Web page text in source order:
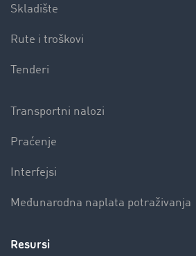
Skladište
Rute i troškovi
Tenderi
Transportni nalozi
Praćenje
Interfejsi
Međunarodna naplata potraživanja
Resursi